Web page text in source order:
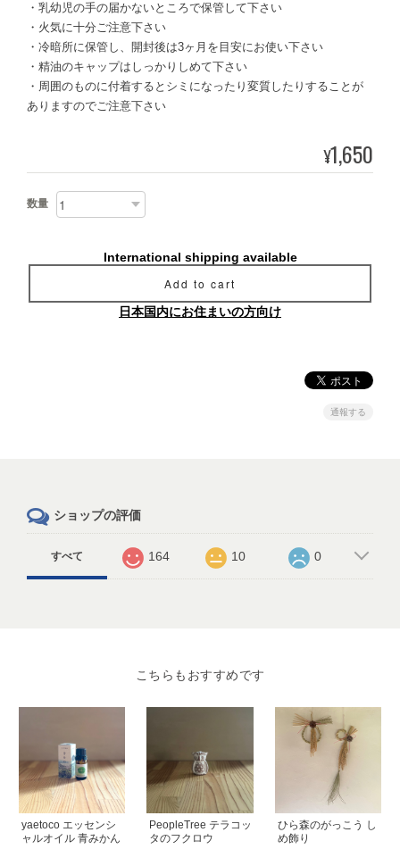
・乳幼児の手の届かないところで保管して下さい
・火気に十分ご注意下さい
・冷暗所に保管し、開封後は3ヶ月を目安にお使い下さい
・精油のキャップはしっかりしめて下さい
・周囲のものに付着するとシミになったり変質したりすることが
ありますのでご注意下さい
¥1,650
数量
International shipping available
Add to cart
日本国内にお住まいの方向け
通報する
ショップの評価
すべて 164 10 0
こちらもおすすめです
yaetoco エッセンシ
ャルオイル 青みかん
PeopleTree テラコッ
タのフクロウ
ひら森のがっこう し
め飾り